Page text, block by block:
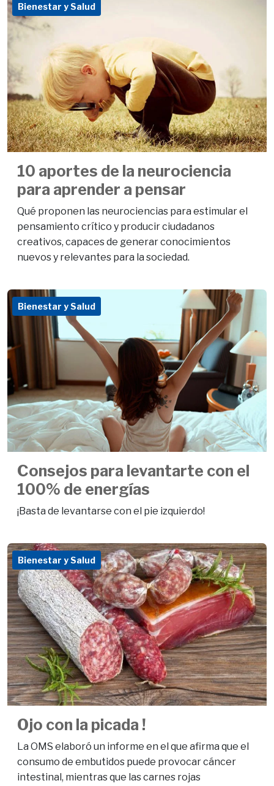
Bienestar y Salud
10 aportes de la neurociencia
para aprender a pensar
Qué proponen las neurociencias para estimular el
pensamiento crítico y producir ciudadanos
creativos, capaces de generar conocimientos
nuevos y relevantes para la sociedad.
Bienestar y Salud
Consejos para levantarte con el
100% de energías
¡Basta de levantarse con el pie izquierdo!
Bienestar y Salud
Ojo con la picada !
La OMS elaboró un informe en el que afirma que el
consumo de embutidos puede provocar cáncer
intestinal, mientras que las carnes rojas